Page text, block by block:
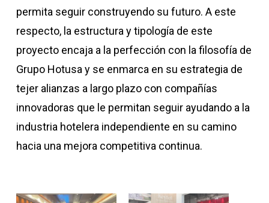
permita seguir construyendo su futuro. A este
respecto, la estructura y tipología de este
proyecto encaja a la perfección con la filosofía de
Grupo Hotusa y se enmarca en su estrategia de
tejer alianzas a largo plazo con compañías
innovadoras que le permitan seguir ayudando a la
industria hotelera independiente en su camino
hacia una mejora competitiva continua.